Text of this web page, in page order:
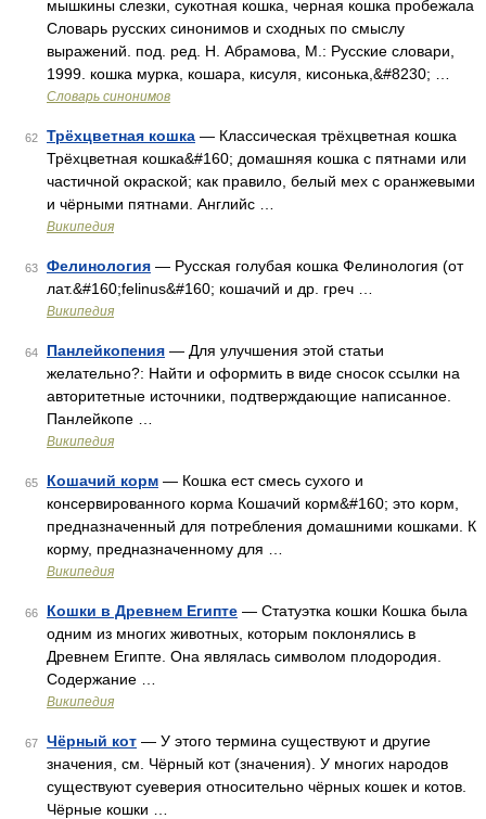
мышкины слезки, сукотная кошка, черная кошка пробежала
Словарь русских синонимов и сходных по смыслу
выражений. под. ред. Н. Абрамова, М.: Русские словари,
1999. кошка мурка, кошара, кисуля, кисонька,&#8230; …
Словарь синонимов
62 Трёхцветная кошка — Классическая трёхцветная кошка
Трёхцветная кошка&#160; домашняя кошка с пятнами или
частичной окраской; как правило, белый мех с оранжевыми
и чёрными пятнами. Английс …
Википедия
63 Фелинология — Русская голубая кошка Фелинология (от
лат.&#160;felinus&#160; кошачий и др. греч …
Википедия
64 Панлейкопения — Для улучшения этой статьи
желательно?: Найти и оформить в виде сносок ссылки на
авторитетные источники, подтверждающие написанное.
Панлейкопе …
Википедия
65 Кошачий корм — Кошка ест смесь сухого и
консервированного корма Кошачий корм&#160; это корм,
предназначенный для потребления домашними кошками. К
корму, предназначенному для …
Википедия
66 Кошки в Древнем Египте — Статуэтка кошки Кошка была
одним из многих животных, которым поклонялись в
Древнем Египте. Она являлась символом плодородия.
Содержание …
Википедия
67 Чёрный кот — У этого термина существуют и другие
значения, см. Чёрный кот (значения). У многих народов
существуют суеверия относительно чёрных кошек и котов.
Чёрные кошки …